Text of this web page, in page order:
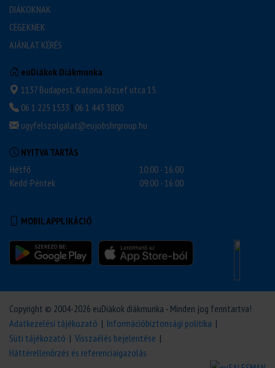
DIÁKOKNAK
CÉGEKNEK
AJÁNLAT KÉRÉS
euDiákok Diákmunka
1137 Budapest, Katona József utca 15.
06 1 225 1533 | 06 1 443 3800
ugyfelszolgalat@eujobshrgroup.hu
NYITVA TARTÁS
Hétfő
10:00 - 16:00
Kedd-Péntek
09:00 - 16:00
MOBIL APPLIKÁCIÓ
Copyright © 2004-2026 euDiákok diákmunka - Minden jog fenntartva!
Adatkezelési tájékozató | Információbiztonsági politika |
Süti tájékozató | Visszaélés bejelentése |
Háttérellenőrzés és referenciaigazolás